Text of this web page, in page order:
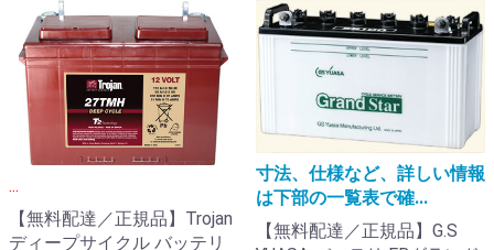
...
【無料配達／正規品】Trojan
ディープサイクル バッテリ
寸法、仕様など、詳しい情報
は下部の一覧表で確...
【無料配達／正規品】G.S